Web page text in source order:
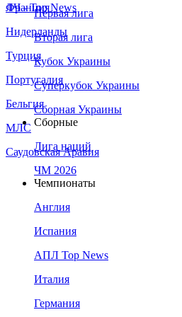
Франция
Нидерланды
Турция
Португалия
Бельгия
МЛС
Саудовская Аравия
ЛЧ - Top News
Первая лига
Вторая лига
Кубок Украины
Суперкубок Украины
Сборная Украины
Сборные
Лига наций
ЧМ 2026
Чемпионаты
Англия
Испания
АПЛ Top News
Италия
Германия